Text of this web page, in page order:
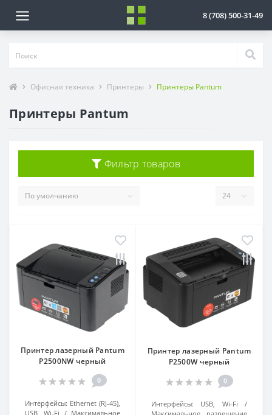
8 (708) 500-31-49
Офисная техника Принтеры Принтеры Pantum
Принтеры Pantum
Фильтр товаров
Принтер лазерный Pantum
P2500NW черный
0
Интерфейсы: Ethernet (RJ-45),
USB, Wi-Fi
Максимальное
Принтер лазерный Pantum
P2500W черный
0
Интерфейсы:
USB, Wi-Fi